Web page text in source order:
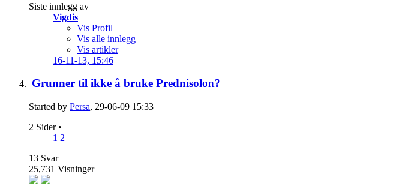
Siste innlegg av
Vigdis
Vis Profil
Vis alle innlegg
Vis artikler
16-11-13, 15:46
Grunner til ikke å bruke Prednisolon?
Started by Persa, 29-06-09 15:33
2 Sider •
1 2
13 Svar
25,731 Visninger